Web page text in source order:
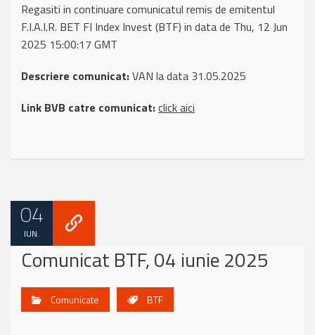
Regasiti in continuare comunicatul remis de emitentul
F.I.A.I.R. BET FI Index Invest (BTF) in data de Thu, 12 Jun
2025 15:00:17 GMT
Descriere comunicat:VAN la data 31.05.2025
Link BVB catre comunicat:click aici
04
IUN.
Comunicat BTF, 04 iunie 2025
Comunicate BTF